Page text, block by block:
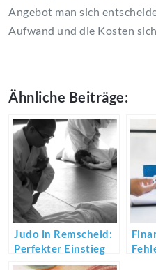
Angebot man sich
Aufwand und die Kosten
Ähnliche Beiträge:
Judo in Remscheid:
Perfekter Einstieg
für den Nachwuchs